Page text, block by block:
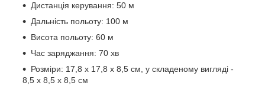
Дистанція керування: 50 м
Дальність польоту: 100 м
Висота польоту: 60 м
Час заряджання: 70 хв
Розміри: 17,8 x 17,8 x 8,5 см, у складеному вигляді -
8,5 x 8,5 x 8,5 см